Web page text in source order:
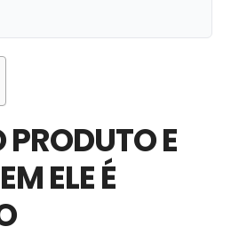
PRODUTO E
ELE É